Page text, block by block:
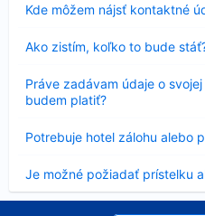
Kde môžem nájsť kontaktné
sa
Ako zistím, koľko to bude
sa
Práve zadávam údaje o
budem platiť?
sa
Potrebuje hotel zálohu alebo
sa
Je možné požiadať prístelku
sa